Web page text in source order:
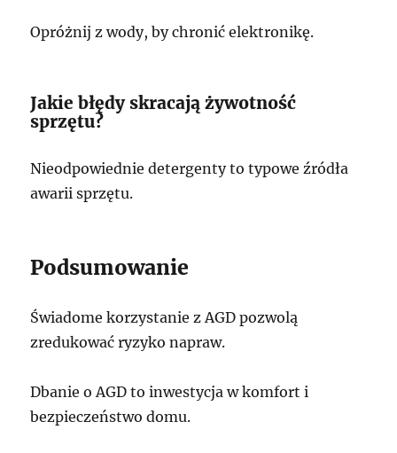
Opróżnij z wody, by chronić elektronikę.
Jakie błędy skracają żywotność
sprzętu?
Nieodpowiednie detergenty to typowe źródła
awarii sprzętu.
Podsumowanie
Świadome korzystanie z AGD pozwolą
zredukować ryzyko napraw.
Dbanie o AGD to inwestycja w komfort i
bezpieczeństwo domu.